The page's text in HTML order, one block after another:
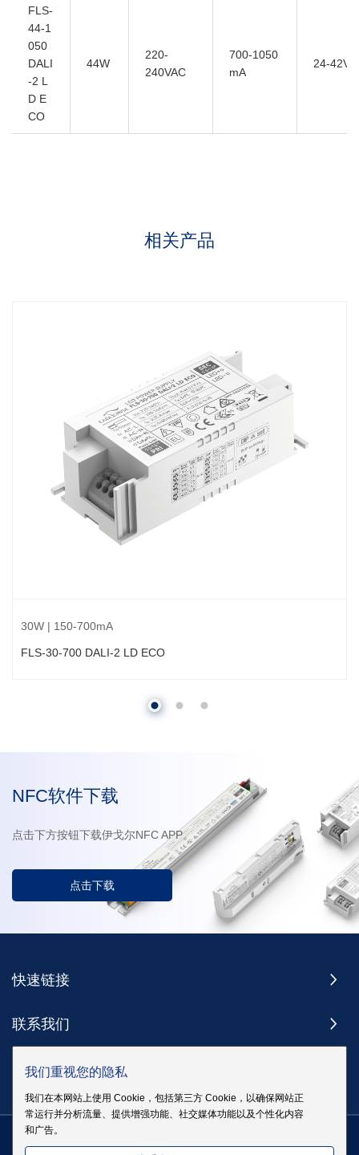
FLS-
44-1
050
DALI
-2 L
D E
CO
44W
220-
240VAC
700-1050
mA
24-42V
相关产品
30W | 150-700mA
FLS-30-700 DALI-2 LD ECO
NFC软件下载
点击下方按钮下载伊戈尔NFC APP。
点击下载
快速链接
联系我们
订阅
版权 @ 伊戈尔电气股份有限公司版权所有| 站点地图 | 隐私政策 粤
我们重视您的隐私
我们在本网站上使用 Cookie，包括第三方 Cookie，以确保网站正
常运行并分析流量、提供增强功能、社交媒体功能以及个性化内容
和广告。